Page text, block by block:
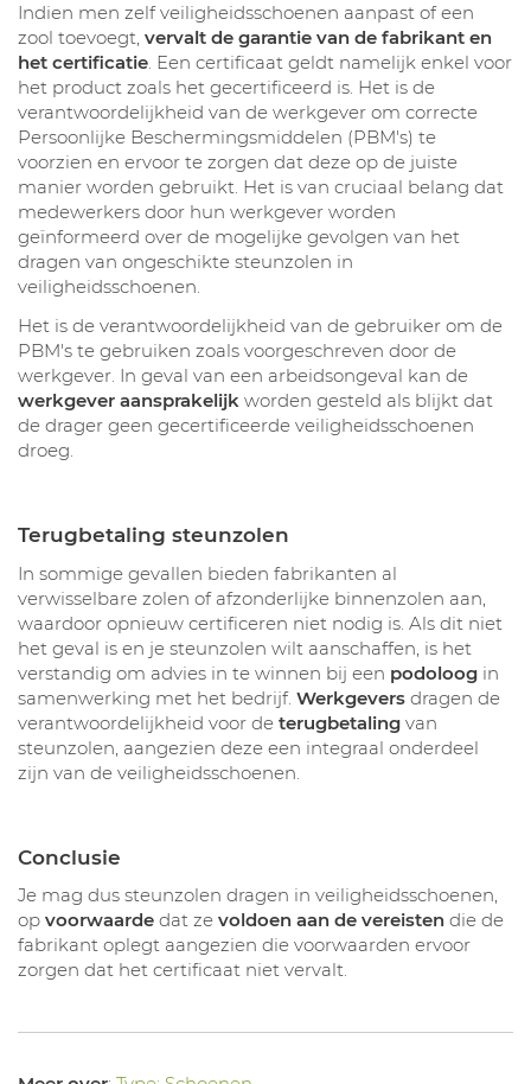
Indien men zelf veiligheidsschoenen aanpast of een
zool toevoegt, vervalt de garantie van de fabrikant en
het certificatie. Een certificaat geldt namelijk enkel voor
het product zoals het gecertificeerd is. Het is de
verantwoordelijkheid van de werkgever om correcte
Persoonlijke Beschermingsmiddelen (PBM's) te
voorzien en ervoor te zorgen dat deze op de juiste
manier worden gebruikt. Het is van cruciaal belang dat
medewerkers door hun werkgever worden
geïnformeerd over de mogelijke gevolgen van het
dragen van ongeschikte steunzolen in
veiligheidsschoenen.
Het is de verantwoordelijkheid van de gebruiker om de
PBM's te gebruiken zoals voorgeschreven door de
werkgever. In geval van een arbeidsongeval kan de
werkgever aansprakelijk worden gesteld als blijkt dat
de drager geen gecertificeerde veiligheidsschoenen
droeg.
Terugbetaling steunzolen
In sommige gevallen bieden fabrikanten al
verwisselbare zolen of afzonderlijke binnenzolen aan,
waardoor opnieuw certificeren niet nodig is. Als dit niet
het geval is en je steunzolen wilt aanschaffen, is het
verstandig om advies in te winnen bij een podoloog in
samenwerking met het bedrijf. Werkgevers dragen de
verantwoordelijkheid voor de terugbetaling van
steunzolen, aangezien deze een integraal onderdeel
zijn van de veiligheidsschoenen.
Conclusie
Je mag dus steunzolen dragen in veiligheidsschoenen,
op voorwaarde dat ze voldoen aan de vereisten die de
fabrikant oplegt aangezien die voorwaarden ervoor
zorgen dat het certificaat niet vervalt.